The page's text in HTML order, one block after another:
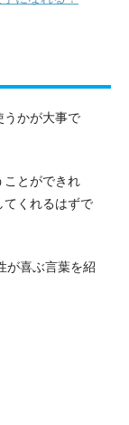
うかが大事で
ことができれ
てくれるはずで
が喜ぶ言葉を紹